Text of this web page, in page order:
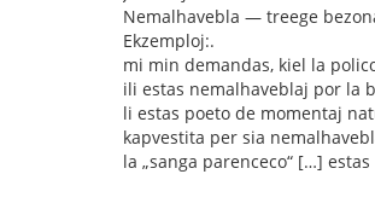
Nemalhavebla — treege
Ekzemploj:.
mi min demandas, kiel la
ili estas nemalhaveblaj por la
li estas poeto de momentaj
kapvestita per sia
la „sanga parenceco“ […]